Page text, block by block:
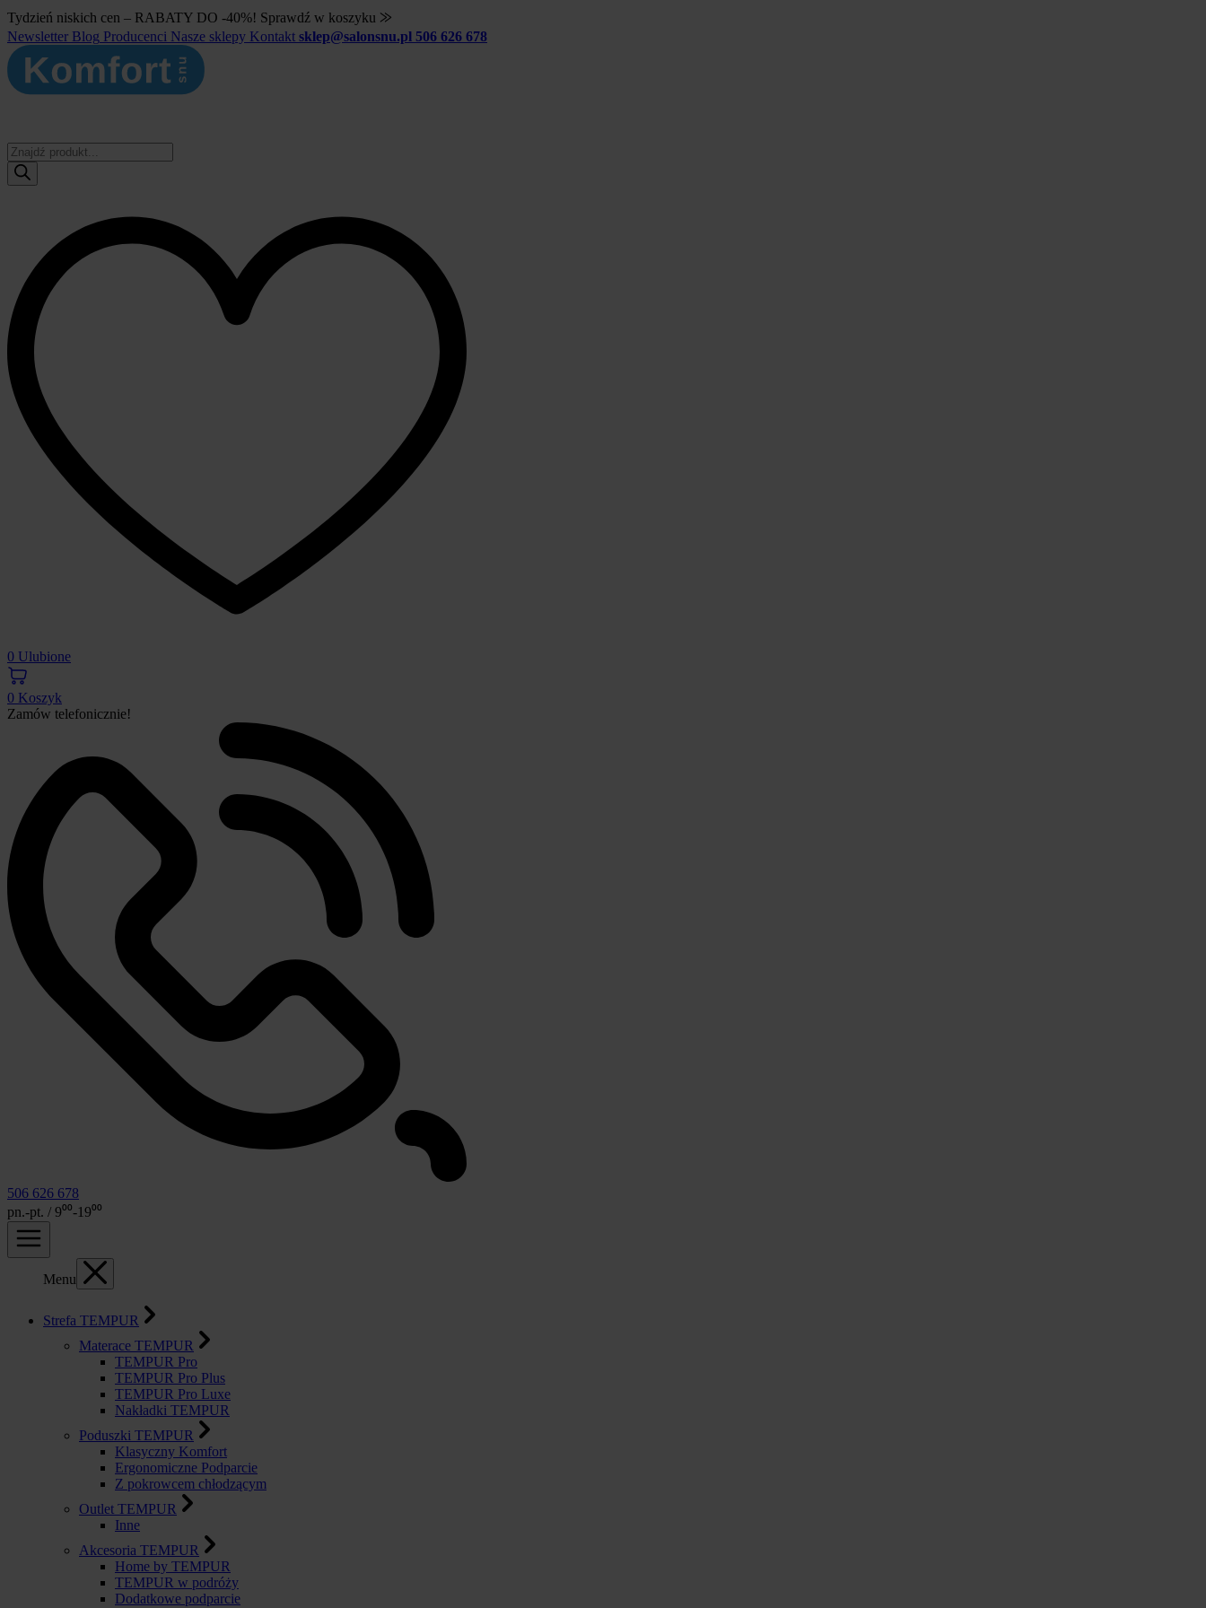
Tydzień niskich cen – RABATY DO -40%! Sprawdź w koszyku ⨠
Newsletter Blog Producenci Nasze sklepy Kontakt sklep@salonsnu.pl 506 626 678
Wyszukiwarka
produktów
0 Ulubione
0 Koszyk
Zamów telefonicznie!
506 626 678
pn.-pt. / 9⁰⁰-19⁰⁰
Menu
Strefa TEMPUR
Materace TEMPUR
TEMPUR Pro
TEMPUR Pro Plus
TEMPUR Pro Luxe
Nakładki TEMPUR
Poduszki TEMPUR
Klasyczny Komfort
Ergonomiczne Podparcie
Z pokrowcem chłodzącym
Outlet TEMPUR
Inne
Akcesoria TEMPUR
Home by TEMPUR
TEMPUR w podróży
Dodatkowe podparcie